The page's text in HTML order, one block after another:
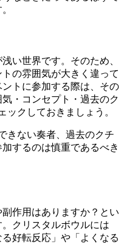
い世界です。そのため、
の雰囲気が大きく違って
トに参加する際は、その
・コンセプト・過去のク
ックしておきましょう。
きない奏者、過去のクチ
するのは慎重であるべき
作用はありますか？とい
クリスタルボウルには
好転反応」や「よくなる